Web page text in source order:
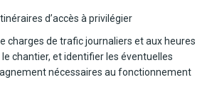
d’accès à privilégier
charges de trafic journaliers et aux heures
chantier, et identifier les éventuelles
nécessaires au fonctionnement